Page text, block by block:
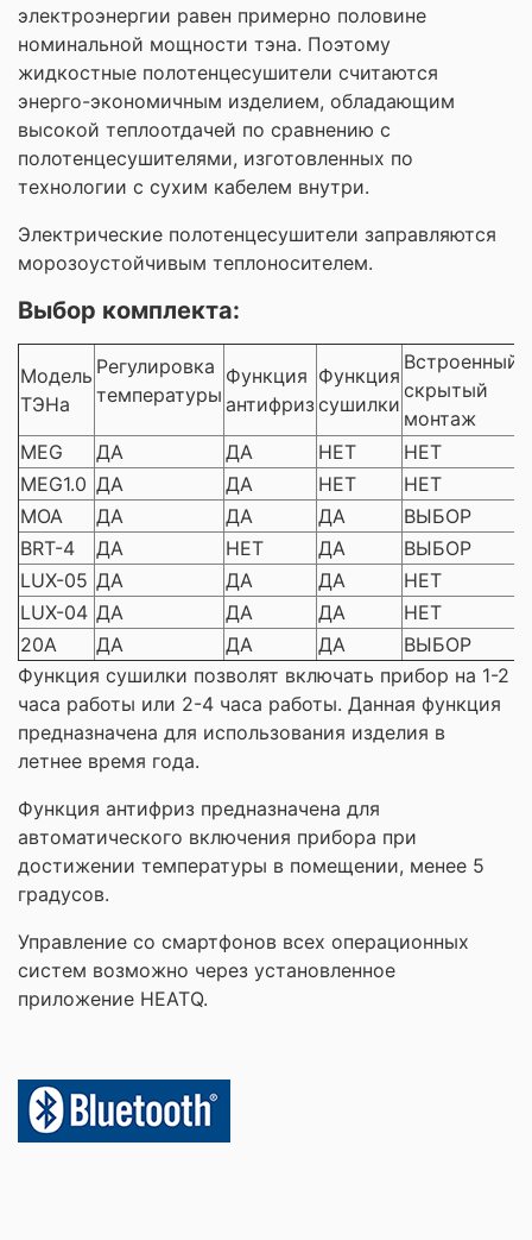
электроэнергии равен примерно половине
номинальной мощности тэна. Поэтому
жидкостные полотенцесушители считаются
энерго-экономичным изделием, обладающим
высокой теплоотдачей по сравнению с
полотенцесушителями, изготовленных по
технологии с сухим кабелем внутри.
Электрические полотенцесушители заправляются
морозоустойчивым теплоносителем.
Выбор комплекта:
Модель
ТЭНа
Регулировка
температуры
Функция
антифриз
Функция
сушилки
Встроенный
скрытый
монтаж
MEG
ДА ДА НЕТ НЕТ
MEG1.0 ДА ДА НЕТ НЕТ
MOA
ДА ДА ДА ВЫБОР
BRT-4
ДА НЕТ ДА ВЫБОР
LUX-05 ДА ДА ДА НЕТ
LUX-04 ДА ДА ДА НЕТ
20A
ДА ДА ДА ВЫБОР
Функция сушилки позволят включать прибор на 1-2
часа работы или 2-4 часа работы. Данная функция
предназначена для использования изделия в
летнее время года.
Функция антифриз предназначена для
автоматического включения прибора при
достижении температуры в помещении, менее 5
градусов.
Управление со смартфонов всех операционных
систем возможно через установленное
приложение HEATQ.